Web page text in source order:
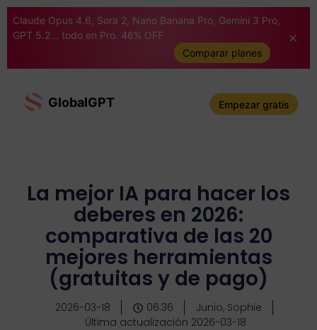
Claude Opus 4.6, Sora 2, Nano Banana Pro, Gemini 3 Pro,
GPT 5.2... todo en Pro. 46% OFF
Comparar planes
GlobalGPT Empezar gratis
La mejor IA para hacer los
deberes en 2026:
comparativa de las 20
mejores herramientas
(gratuitas y de pago)
2026-03-18 06:36
Junio, Sophie
Última actualización 2026-03-18